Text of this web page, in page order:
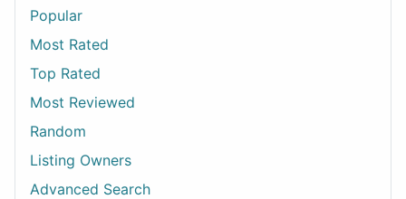
Popular
Most Rated
Top Rated
Most Reviewed
Random
Listing Owners
Advanced Search